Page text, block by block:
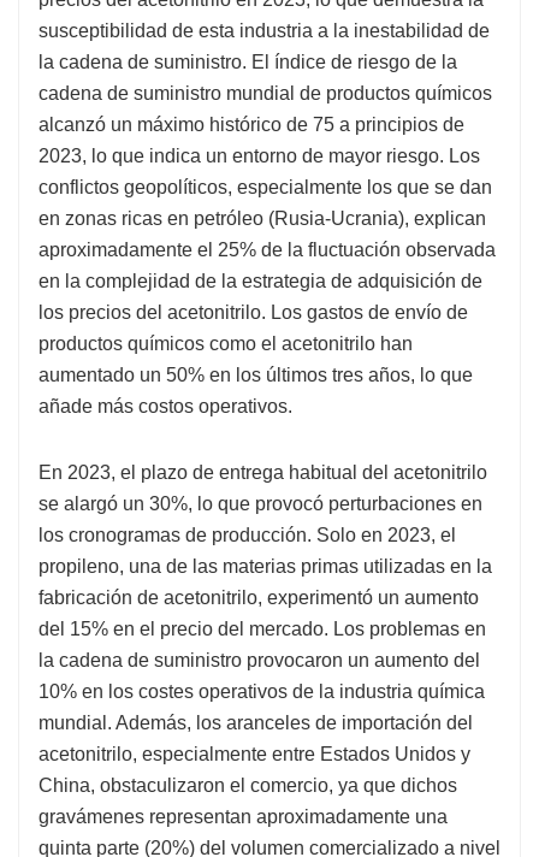
susceptibilidad de esta industria a la inestabilidad de
la cadena de suministro. El índice de riesgo de la
cadena de suministro mundial de productos químicos
alcanzó un máximo histórico de 75 a principios de
2023, lo que indica un entorno de mayor riesgo. Los
conflictos geopolíticos, especialmente los que se dan
en zonas ricas en petróleo (Rusia-Ucrania), explican
aproximadamente el 25% de la fluctuación observada
en la complejidad de la estrategia de adquisición de
los precios del acetonitrilo. Los gastos de envío de
productos químicos como el acetonitrilo han
aumentado un 50% en los últimos tres años, lo que
añade más costos operativos.
En 2023, el plazo de entrega habitual del acetonitrilo
se alargó un 30%, lo que provocó perturbaciones en
los cronogramas de producción. Solo en 2023, el
propileno, una de las materias primas utilizadas en la
fabricación de acetonitrilo, experimentó un aumento
del 15% en el precio del mercado. Los problemas en
la cadena de suministro provocaron un aumento del
10% en los costes operativos de la industria química
mundial. Además, los aranceles de importación del
acetonitrilo, especialmente entre Estados Unidos y
China, obstaculizaron el comercio, ya que dichos
gravámenes representan aproximadamente una
quinta parte (20%) del volumen comercializado a nivel